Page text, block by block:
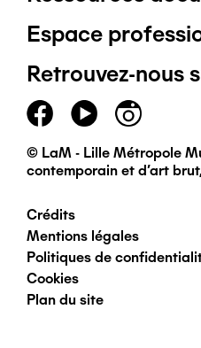
de
page
principal
Espace
Retrouvez-nous
© LaM - Lille Métropole
contemporain et d'art
Pied
de
page
Crédits
Mentions légales
Politiques de
Cookies
Plan du site